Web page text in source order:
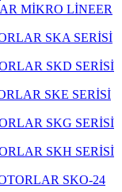
MİKRO LİNEER
SKA SERİSİ
SKD SERİSİ
SKE SERİSİ
SKG SERİSİ
SKH SERİSİ
SKO-24